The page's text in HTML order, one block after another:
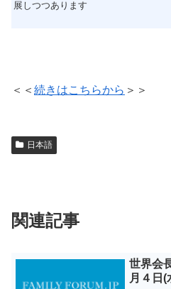
展しつつあります
＜＜ 続きはこちらから ＞＞
日本語
関連記事
世界会
月４日